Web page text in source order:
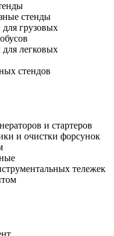
стенды
грузовых
легковых
стендов
и стартеров
и очистки форсунок
тележек